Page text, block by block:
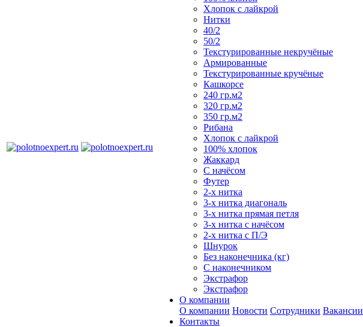
Хлопок с лайкрой
Нитки
40/2
50/2
Текстурированные некручёные
Армированные
Текстурированные кручёные
Кашкорсе
240 гр.м2
320 гр.м2
350 гр.м2
Рибана
Хлопок с лайкрой
100% хлопок
Жаккард
С начёсом
Футер
2-х нитка
3-х нитка диагональ
3-х нитка прямая петля
3-х нитка с начёсом
2-х нитка с П/Э
Шнурок
Без наконечника (кг)
С наконечником
Экстрафор
Экстрафор
О компании
О компании Новости Сотрудники Вакансии
Контакты